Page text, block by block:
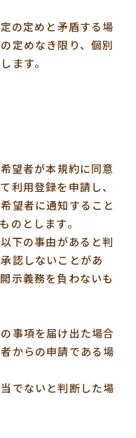
の定めと矛盾する場
定めなき限り、個別
ます。
望者が本規約に同意
利用登録を申請し、
望者に通知すること
のとします。
下の事由があると判
認しないことがあ
示義務を負わないも
事項を届け出た場合
からの申請である場
でないと判断した場